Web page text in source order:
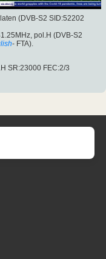
(DVB-S2 SID:52202
pol.H (DVB-S2
- FTA).
SR:23000 FEC:2/3